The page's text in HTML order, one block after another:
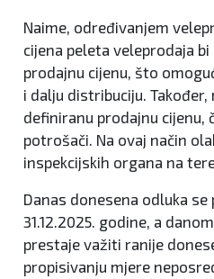
Naime, određivanjem
cijena peleta veleprodaja
prodajnu cijenu, što
i dalju distribuciju.
definiranu prodajnu cijenu,
potrošači. Na ovaj način
inspekcijskih organa na
Danas donesena odluka se
31.12.2025. godine, a
prestaje važiti ranije
propisivanju mjere